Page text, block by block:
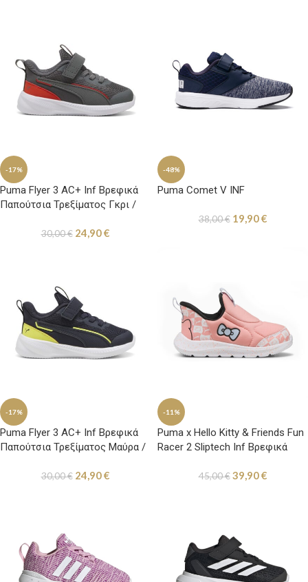
-17%
Puma Flyer 3 AC+ Inf Βρεφικά
Παπούτσια Τρεξίματος Γκρι /
30,00€ 24,90€
-48%
Puma Comet V INF
38,00€ 19,90€
-17%
Puma Flyer 3 AC+ Inf Βρεφικά
Παπούτσια Τρεξίματος Μαύρα /
30,00€ 24,90€
-11%
Puma x Hello Kitty & Friends Fun
Racer 2 Sliptech Inf Βρεφικά
45,00€ 39,90€